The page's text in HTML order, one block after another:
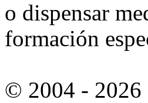
o dispensar
formación
© 2004 - 2026